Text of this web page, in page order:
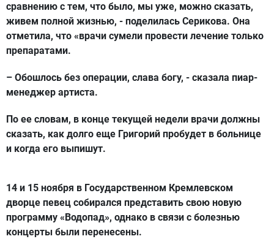
сравнению с тем, что было, мы уже, можно сказать,
живем полной жизнью, - поделилась Серикова. Она
отметила, что «врачи сумели провести лечение только
препаратами.
– Обошлось без операции, слава богу, - сказала пиар-
менеджер артиста.
По ее словам, в конце текущей недели врачи должны
сказать, как долго еще Григорий пробудет в больнице
и когда его выпишут.
14 и 15 ноября в Государственном Кремлевском
дворце певец собирался представить свою новую
программу «Водопад», однако в связи с болезнью
концерты были перенесены.